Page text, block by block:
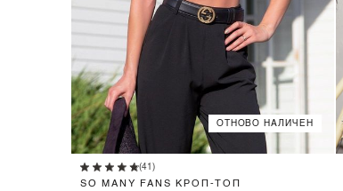
ОТНОВО НАЛИЧЕН
S M
(41)
SO MANY FANS КРОП-ТОП